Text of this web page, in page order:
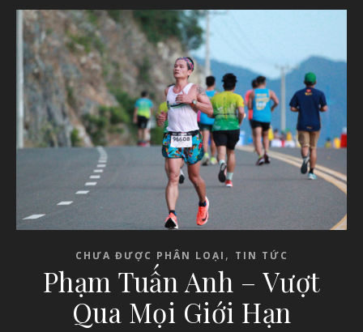
CHƯA ĐƯỢC PHÂN LOẠI , TIN TỨC
Phạm Tuấn Anh – Vượt
Qua Mọi Giới Hạn